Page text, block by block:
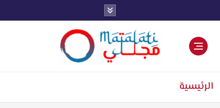
ل
الرئيسية